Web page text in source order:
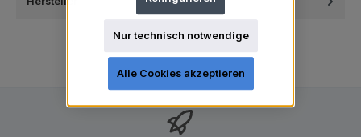
Nur technisch notwendige
Alle Cookies akzeptieren